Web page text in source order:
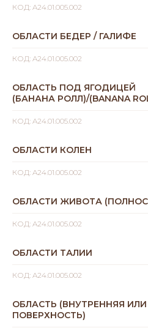
КОД: A24.01.005.002
ОБЛАСТИ БЕДЕР / ГАЛИФЕ
КОД: A24.01.005.002
ОБЛАСТЬ ПОД ЯГОДИЦЕЙ
(БАНАНА РОЛЛ)/(BANANA
КОД: A24.01.005.002
ОБЛАСТИ КОЛЕН
КОД: A24.01.005.002
ОБЛАСТИ ЖИВОТА
КОД: A24.01.005.002
ОБЛАСТИ ТАЛИИ
КОД: A24.01.005.002
ОБЛАСТЬ (ВНУТРЕННЯЯ
ПОВЕРХНОСТЬ)